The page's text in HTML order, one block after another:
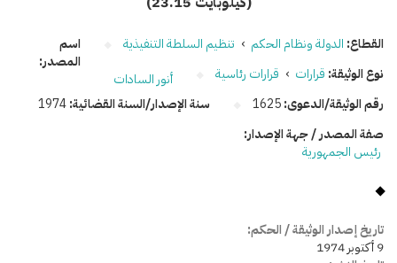
القطاع: الدولة ونظام الحكم › تنظيم السلطة التنفيذية
نوع الوثيقة: قرارات › قرارات رئاسية
رقم الوثيقة/الدعوى:1625 سنة الإصدار/السنة القضائية:1974
اسم
المصدر:
أنور السادات
صفة المصدر / جهة الإصدار:
رئيس الجمهورية
تاريخ إصدار الوثيقة / الحكم:
9 أكتوبر 1974